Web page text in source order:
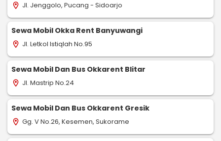
location_on Jl. Jenggolo, Pucang - Sidoarjo
Sewa Mobil Okka Rent Banyuwangi
location_on Jl. Letkol Istiqlah No.95
Sewa Mobil Dan Bus Okkarent Blitar
location_on Jl. Mastrip No.24
Sewa Mobil Dan Bus Okkarent Gresik
location_on Gg. V No.26, Kesemen, Sukorame